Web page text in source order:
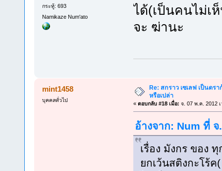
กระทู้: 693
Namikaze Num'ato
ได้(เป็นคนไม่เ
จะ ฆ่านะ
mint1458
บุคคลทั่วไป
Re: สกราว เซเลฟ เป็นดร
หรือเปล่า
« ตอบกลับ #18 เมื่อ: จ. 07 พ.ค. 2012
อ้างจาก: Num ที่
เรื่อง มังกร ของ
ยกเว้นสติงกะโร้